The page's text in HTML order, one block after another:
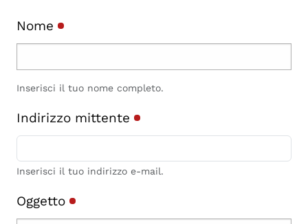
Nome
Inserisci il tuo nome completo.
Indirizzo mittente
Inserisci il tuo indirizzo e-mail.
Oggetto